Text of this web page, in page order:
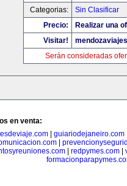
Categorias:
Sin Clasificar
Precio:
Realizar una
Visitar!
Serán consideradas
en venta:
| guiariodejaneiro.com
|
| redpymes.com|